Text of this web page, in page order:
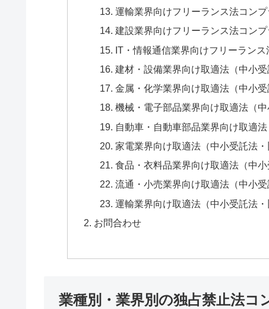
運輸業界向けフリーランス法コン
建設業界向けフリーランス法コン
IT・情報通信業界向けフリーラン
建材・設備業界向け取適法（中小
金属・化学業界向け取適法（中小
機械・電子部品業界向け取適法（
自動車・自動車部品業界向け取適
家電業界向け取適法（中小受託法
食品・衣料品業界向け取適法（中
流通・小売業界向け取適法（中小
運輸業界向け取適法（中小受託法
お問合わせ
業種別・業界別の独占禁止法コ